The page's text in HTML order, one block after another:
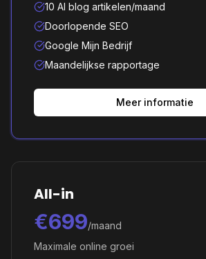
10 AI blog artikelen/maand
Doorlopende SEO
Google Mijn Bedrijf
Maandelijkse rapportage
Meer informatie
All-in
€699/maand
Maximale online groei